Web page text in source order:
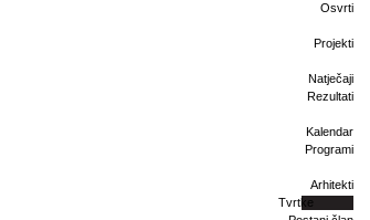
Osvrti
Projekti
Natječaji
Rezultati
Kalendar
Programi
Arhitekti
Tvrtke